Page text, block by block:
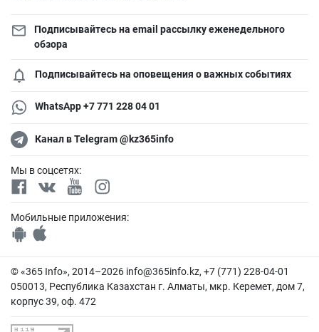
Подписывайтесь на email рассылку еженедельного
обзора
Подписывайтесь на оповещения о важных событиях
WhatsApp +7 771 228 04 01
Канал в Telegram @kz365info
Мы в соцсетях:
Мобильные приложения:
© «365 Info», 2014–2026 info@365info.kz, +7 (771) 228-04-01
050013, Республика Казахстан г. Алматы, мкр. Керемет, дом 7,
корпус 39, оф. 472